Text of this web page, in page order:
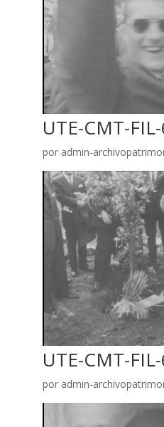
UTE-CMT-
por admin-
UTE-CMT-
por admin-